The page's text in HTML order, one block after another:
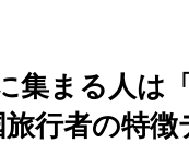
集まる人は
行者の特徴